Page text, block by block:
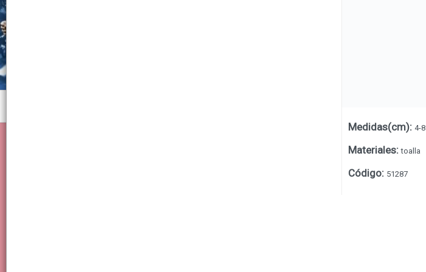
Medidas(cm): 4-8
Materiales:toalla
Código: 51287